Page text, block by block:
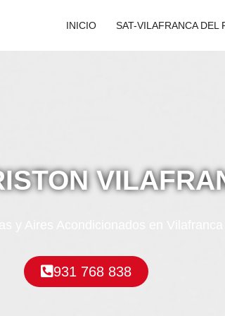
INICIO SAT-VILAFRANCA DEL
931 768 838